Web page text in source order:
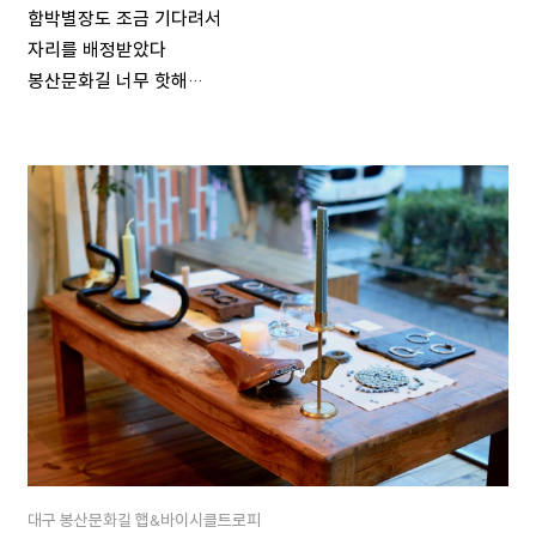
함박별장도 조금 기다려서
자리를 배정받았다
봉산문화길 너무 핫해…
대구 봉산문화길 햅&바이시클트로피